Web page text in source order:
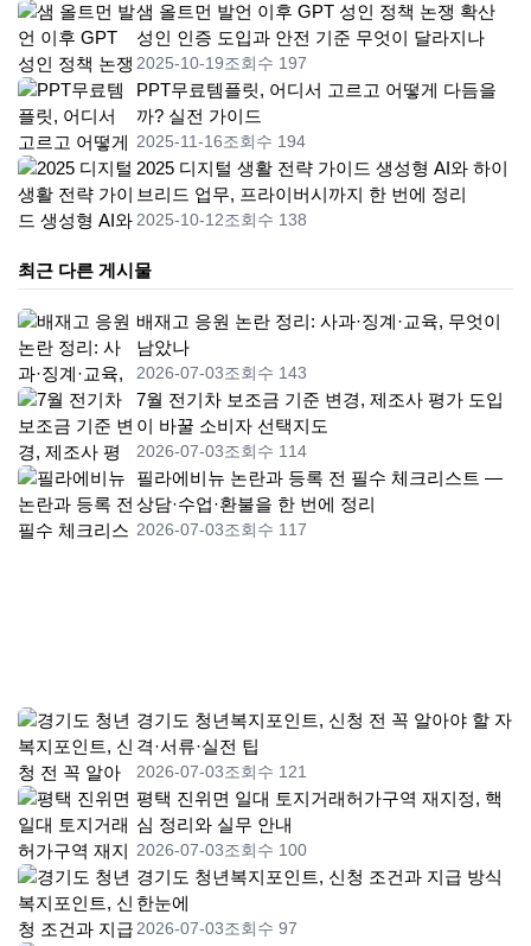
샘 올트먼 발언 이후 GPT 성인 정책 논쟁 확산
성인 인증 도입과 안전 기준 무엇이 달라지나
2025-10-19조회수 197
PPT무료템플릿, 어디서 고르고 어떻게 다듬을
까? 실전 가이드
2025-11-16조회수 194
2025 디지털 생활 전략 가이드 생성형 AI와 하이
브리드 업무, 프라이버시까지 한 번에 정리
2025-10-12조회수 138
최근 다른 게시물
배재고 응원 논란 정리: 사과·징계·교육, 무엇이
남았나
2026-07-03조회수 143
7월 전기차 보조금 기준 변경, 제조사 평가 도입
이 바꿀 소비자 선택지도
2026-07-03조회수 114
필라에비뉴 논란과 등록 전 필수 체크리스트 —
상담·수업·환불을 한 번에 정리
2026-07-03조회수 117
경기도 청년복지포인트, 신청 전 꼭 알아야 할 자
격·서류·실전 팁
2026-07-03조회수 121
평택 진위면 일대 토지거래허가구역 재지정, 핵
심 정리와 실무 안내
2026-07-03조회수 100
경기도 청년복지포인트, 신청 조건과 지급 방식
한눈에
2026-07-03조회수 97